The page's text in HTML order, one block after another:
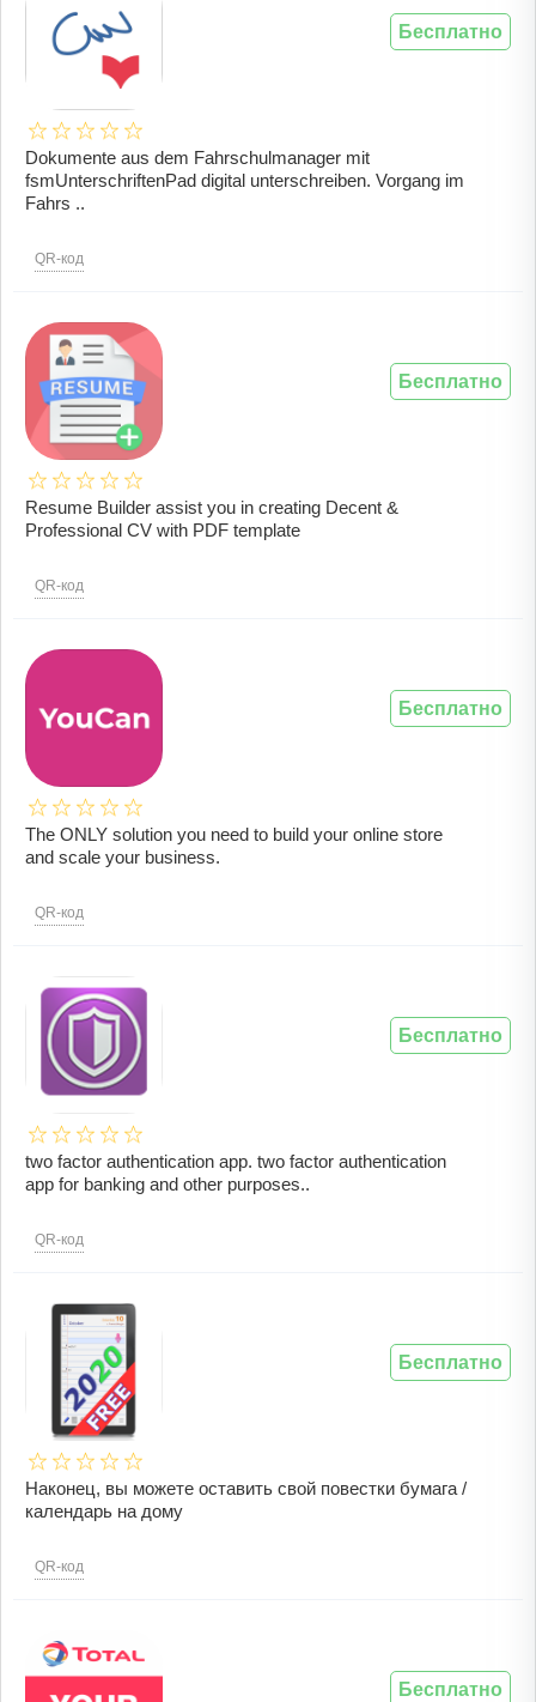
Dokumente aus dem Fahrschulmanager mit
fsmUnterschriftenPad digital unterschreiben. Vorgang im
Fahrs ..
QR-код
Бесплатно
Resume Builder assist you in creating Decent &
Professional CV with PDF template
QR-код
Бесплатно
The ONLY solution you need to build your online store
and scale your business.
QR-код
Бесплатно
two factor authentication app. two factor authentication
app for banking and other purposes..
QR-код
Бесплатно
Наконец, вы можете оставить свой повестки бумага /
календарь на дому
QR-код
Бесплатно
Бесплатно